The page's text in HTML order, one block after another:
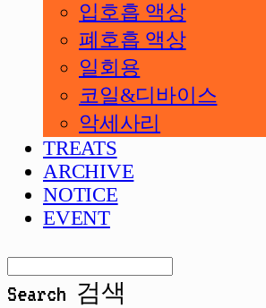
입호흡 액상
폐호흡 액상
일회용
코일&디바이스
악세사리
TREATS
ARCHIVE
NOTICE
EVENT
Search 검색